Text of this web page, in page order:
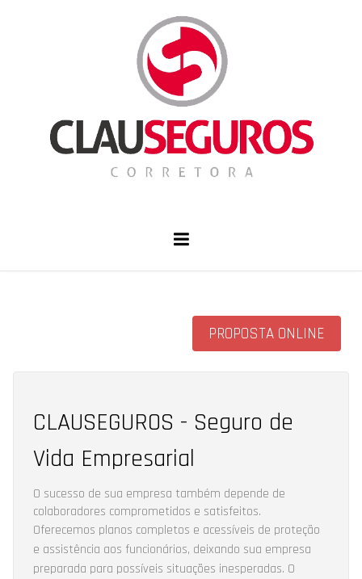
PROPOSTA ONLINE
CLAUSEGUROS - Seguro de
Vida Empresarial
O sucesso de sua empresa também depende de
colaboradores comprometidos e satisfeitos.
Oferecemos planos completos e acessíveis de proteção
e assistência aos funcionários, deixando sua empresa
preparada para possíveis situações inesperadas. O